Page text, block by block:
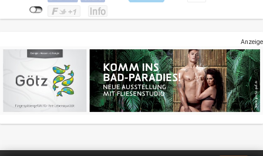
Anzeige